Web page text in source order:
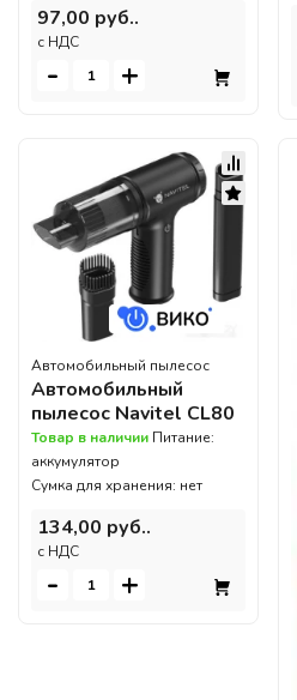
97,00 руб..
c НДС
- +
Автомобильный пылесос
Автомобильный
пылесос Navitel CL80
Товар в наличии Питание:
аккумулятор
Сумка для хранения: нет
134,00 руб..
c НДС
- +